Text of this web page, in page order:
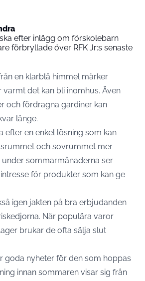
efter inlägg om förskolebarn
förbryllade över RFK Jr:s senaste
en klarblå himmel märker
det kan bli inomhus. Även
och fördragna gardiner kan
länge.
efter en enkel lösning som kan
och sovrummet mer
under sommarmånaderna ser
för produkter som kan ge
igen jakten på bra erbjudanden
När populära varor
brukar de ofta sälja slut
goda nyheter för den som hoppas
innan sommaren visar sig från